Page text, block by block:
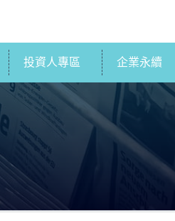
投資人專區 企業永續